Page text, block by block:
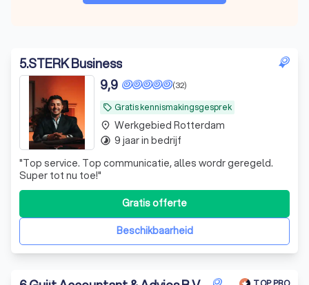
5.STERK Business
local_offer Gratis kennismakingsgesprek
(32)
9,9
"Top service. Top communicatie, alles wordr geregeld.
Super tot nu toe!"
Beschikbaarheid
Gratis offerte
place Werkgebied Rotterdam
timelapse 9 jaar in bedrijf